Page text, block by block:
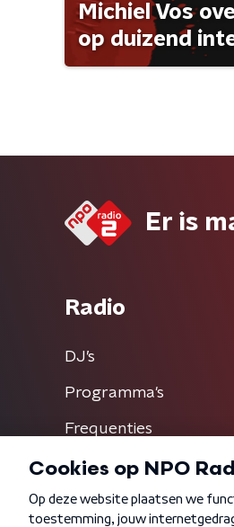
Michiel Vos
op duizend
Er is
Radio
DJ’s
Programma's
Frequenties